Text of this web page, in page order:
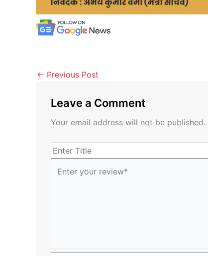
← Previous Post
Leave a Comment
Your email address will not be published.